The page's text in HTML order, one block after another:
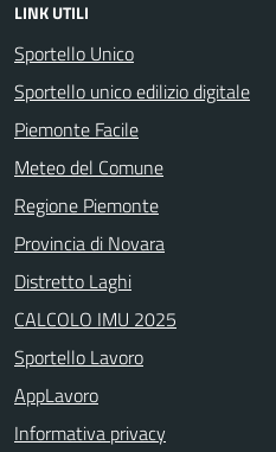
LINK UTILI
Sportello Unico
Sportello unico edilizio digitale
Piemonte Facile
Meteo del Comune
Regione Piemonte
Provincia di Novara
Distretto Laghi
CALCOLO IMU 2025
Sportello Lavoro
AppLavoro
Informativa privacy